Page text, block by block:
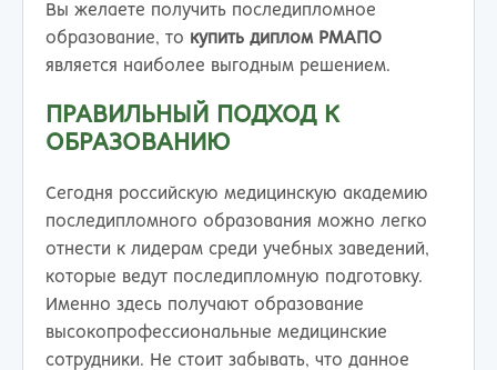
Вы желаете получить последипломное
образование, то купить диплом РМАПО
является наиболее выгодным решением.
ПРАВИЛЬНЫЙ ПОДХОД К
ОБРАЗОВАНИЮ
Сегодня российскую медицинскую академию
последипломного образования можно легко
отнести к лидерам среди учебных заведений,
которые ведут последипломную подготовку.
Именно здесь получают образование
высокопрофессиональные медицинские
сотрудники. Не стоит забывать, что данное